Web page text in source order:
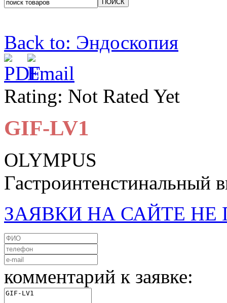
Back to: Эндоскопия
Rating: Not Rated Yet
GIF-LV1
OLYMPUS
Гастроинтенстинальный
ЗАЯВКИ НА САЙТЕ
комментарий к заявке: